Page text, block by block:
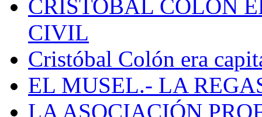
CRISTOBAL COLON
CIVIL
Cristóbal Colón era
EL MUSEL.- LA
LA ASOCIACIÓN